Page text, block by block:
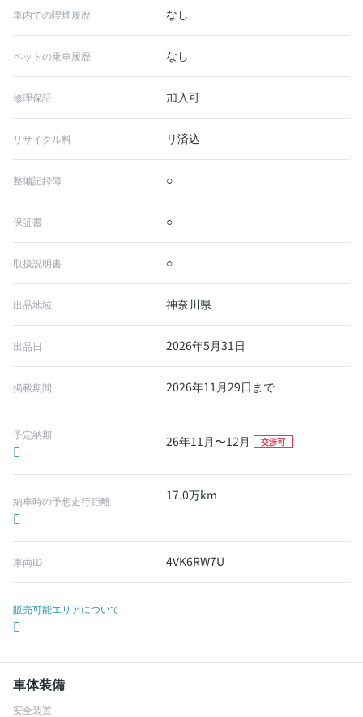
車内での喫煙履歴 なし
ペットの乗車履歴 なし
修理保証 加入可
リサイクル料 リ済込
整備記録簿 ○
保証書 ○
取扱説明書 ○
出品地域 神奈川県
出品日 2026年5月31日
掲載期間 2026年11月29日まで
予定納期 26年11月〜12月 交渉可
納車時の予想走行距離 17.0万km
車両ID 4VK6RW7U
販売可能エリアについて
車体装備
安全装置